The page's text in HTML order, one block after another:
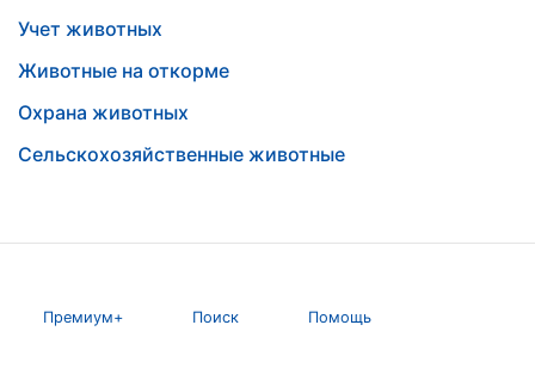
Учет животных
Животные на откорме
Охрана животных
Сельскохозяйственные животные
Премиум+ Поиск Помощь